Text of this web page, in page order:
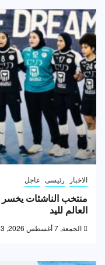
الاخبار رئيسى عاجل
منتخب الناشئات
العالم لليد
الجمعة, 7 أغسطس 2026, 4:53 م